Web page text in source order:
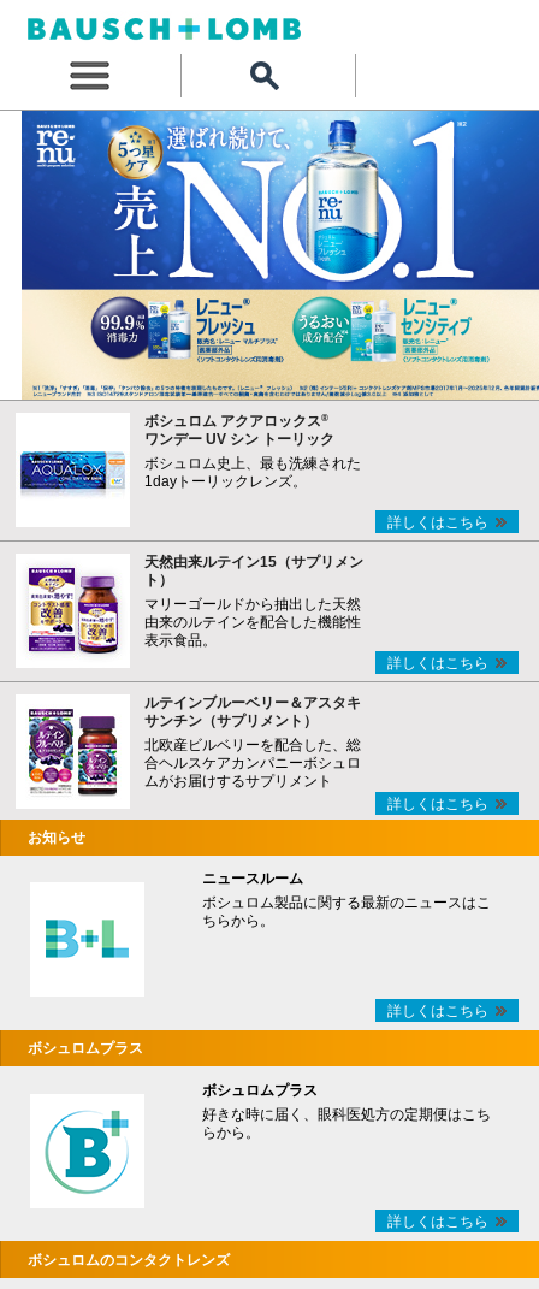
ボシュロム アクアロックス®
ワンデー UV シン トーリック
ボシュロム史上、最も洗練された
1dayトーリックレンズ。
詳しくはこちら
天然由来ルテイン15（サプリメン
ト）
マリーゴールドから抽出した天然
由来のルテインを配合した機能性
表示食品。
詳しくはこちら
ルテインブルーベリー＆アスタキ
サンチン（サプリメント）
北欧産ビルベリーを配合した、総
合ヘルスケアカンパニーボシュロ
ムがお届けするサプリメント
詳しくはこちら
お知らせ
ニュースルーム
ボシュロム製品に関する最新のニュースはこ
ちらから。
詳しくはこちら
ボシュロムプラス
ボシュロムプラス
好きな時に届く、眼科医処方の定期便はこち
らから。
詳しくはこちら
ボシュロムのコンタクトレンズ